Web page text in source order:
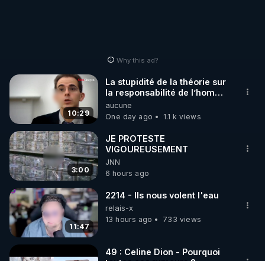
Why this ad?
10:29
La stupidité de la théorie sur
la responsabilité de l’homme
concernant le dioxyde de
carbone.
aucune
One day ago
1.1 k views
3:00
JE PROTESTE
VIGOUREUSEMENT
JNN
6 hours ago
11:47
2214 - Ils nous volent l'eau
relais-x
13 hours ago
733 views
49 : Celine Dion - Pourquoi